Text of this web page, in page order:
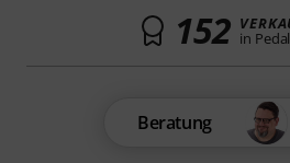
152 in
Beratung